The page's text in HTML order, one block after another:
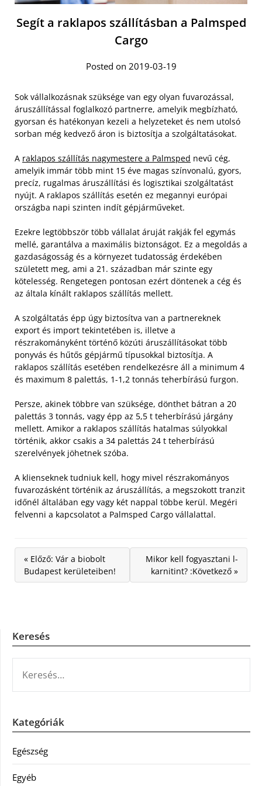
Segít a raklapos szállításban a Palmsped
Cargo
Posted on 2019-03-19
Sok vállalkozásnak szüksége van egy olyan fuvarozással,
áruszállítással foglalkozó partnerre, amelyik megbízható,
gyorsan és hatékonyan kezeli a helyzeteket és nem utolsó
sorban még kedvező áron is biztosítja a szolgáltatásokat.
A raklapos szállítás nagymestere a Palmsped nevű cég,
amelyik immár több mint 15 éve magas színvonalú, gyors,
precíz, rugalmas áruszállítási és logisztikai szolgáltatást
nyújt. A raklapos szállítás esetén ez megannyi európai
országba napi szinten indít gépjárműveket.
Ezekre legtöbbször több vállalat áruját rakják fel egymás
mellé, garantálva a maximális biztonságot. Ez a megoldás a
gazdaságosság és a környezet tudatosság érdekében
született meg, ami a 21. században már szinte egy
kötelesség. Rengetegen pontosan ezért döntenek a cég és
az általa kínált raklapos szállítás mellett.
A szolgáltatás épp úgy biztosítva van a partnereknek
export és import tekintetében is, illetve a
részrakományként történő közúti áruszállításokat több
ponyvás és hűtős gépjármű típusokkal biztosítja. A
raklapos szállítás esetében rendelkezésre áll a minimum 4
és maximum 8 palettás, 1-1,2 tonnás teherbírású furgon.
Persze, akinek többre van szüksége, dönthet bátran a 20
palettás 3 tonnás, vagy épp az 5,5 t teherbírású járgány
mellett. Amikor a raklapos szállítás hatalmas súlyokkal
történik, akkor csakis a 34 palettás 24 t teherbírású
szerelvények jöhetnek szóba.
A klienseknek tudniuk kell, hogy mivel részrakományos
fuvarozásként történik az áruszállítás, a megszokott tranzit
időnél általában egy vagy két nappal többe kerül. Megéri
felvenni a kapcsolatot a Palmsped Cargo vállalattal.
« Előző: Vár a biobolt
Budapest kerületeiben!
Mikor kell fogyasztani l-
karnitint? :Következő »
Keresés
Kategóriák
Egészség
Egyéb